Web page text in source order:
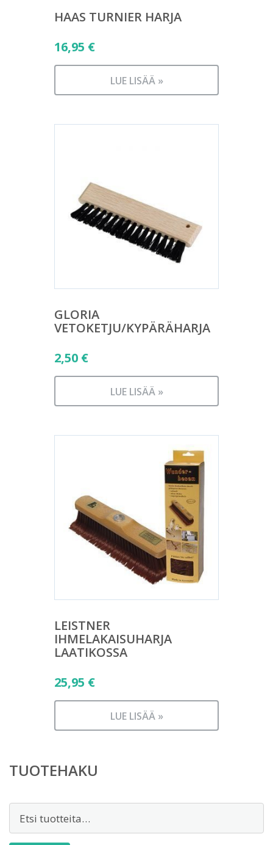
HAAS TURNIER HARJA
16,95 €
LUE LISÄÄ »
GLORIA
VETOKETJU/KYPÄRÄHARJA
2,50 €
LUE LISÄÄ »
LEISTNER
IHMELAKAISUHARJA
LAATIKOSSA
25,95 €
LUE LISÄÄ »
TUOTEHAKU